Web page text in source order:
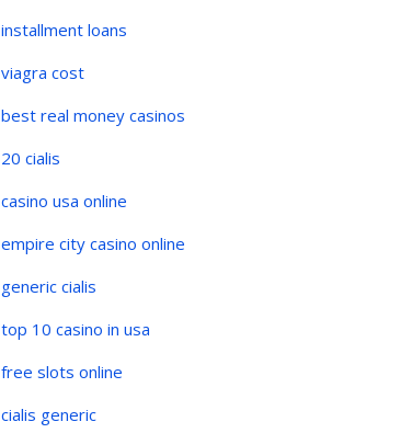
installment loans
viagra cost
best real money casinos
20 cialis
casino usa online
empire city casino online
generic cialis
top 10 casino in usa
free slots online
cialis generic